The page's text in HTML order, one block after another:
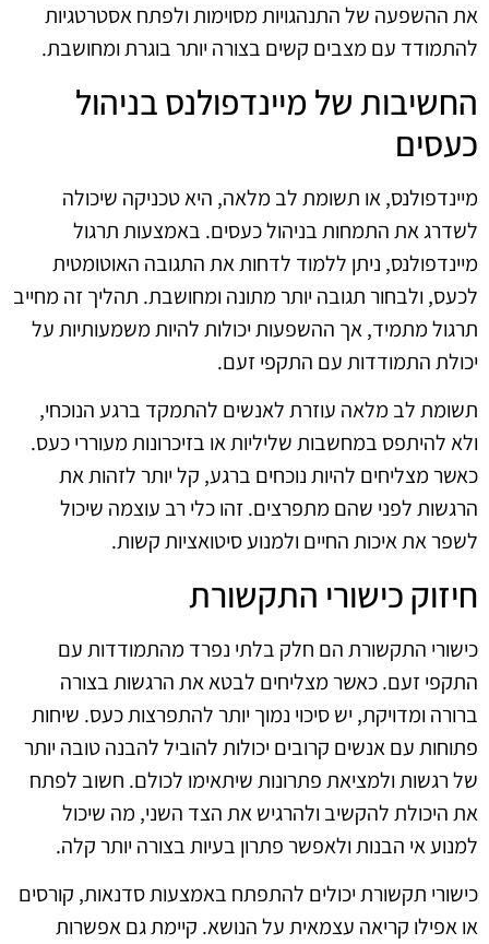
את ההשפעה של התנהגויות מסוימות ולפתח אסטרטגיות
להתמודד עם מצבים קשים בצורה יותר בוגרת ומחושבת.
החשיבות של מיינדפולנס בניהול
כעסים
מיינדפולנס, או תשומת לב מלאה, היא טכניקה שיכולה
לשדרג את התמחות בניהול כעסים. באמצעות תרגול
מיינדפולנס, ניתן ללמוד לדחות את התגובה האוטומטית
לכעס, ולבחור תגובה יותר מתונה ומחושבת. תהליך זה מחייב
תרגול מתמיד, אך ההשפעות יכולות להיות משמעותיות על
יכולת התמודדות עם התקפי זעם.
תשומת לב מלאה עוזרת לאנשים להתמקד ברגע הנוכחי,
ולא להיתפס במחשבות שליליות או בזיכרונות מעוררי כעס.
כאשר מצליחים להיות נוכחים ברגע, קל יותר לזהות את
הרגשות לפני שהם מתפרצים. זהו כלי רב עוצמה שיכול
לשפר את איכות החיים ולמנוע סיטואציות קשות.
חיזוק כישורי התקשורת
כישורי התקשורת הם חלק בלתי נפרד מהתמודדות עם
התקפי זעם. כאשר מצליחים לבטא את הרגשות בצורה
ברורה ומדויקת, יש סיכוי נמוך יותר להתפרצות כעס. שיחות
פתוחות עם אנשים קרובים יכולות להוביל להבנה טובה יותר
של רגשות ולמציאת פתרונות שיתאימו לכולם. חשוב לפתח
את היכולת להקשיב ולהרגיש את הצד השני, מה שיכול
למנוע אי הבנות ולאפשר פתרון בעיות בצורה יותר קלה.
כישורי תקשורת יכולים להתפתח באמצעות סדנאות, קורסים
או אפילו קריאה עצמאית על הנושא. קיימת גם אפשרות